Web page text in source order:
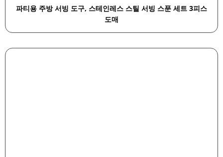
파티용 주방 서빙 도구, 스테인레스 스틸 서빙 스푼 세트 3피스
도매